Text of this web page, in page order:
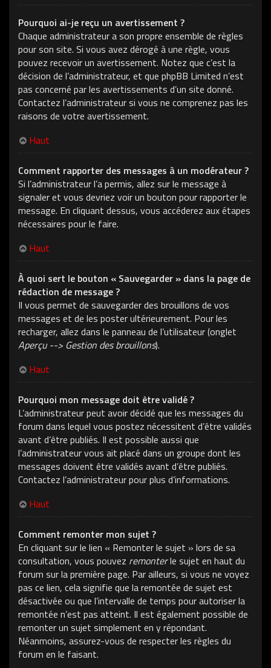
Pourquoi ai-je reçu un avertissement ?
Chaque administrateur a son propre ensemble de règles
pour son site. Si vous avez dérogé à une règle, vous
pouvez recevoir un avertissement. Notez que c’est la
décision de l’administrateur, et que phpBB Limited n’est
pas concerné par les avertissements d’un site donné.
Contactez l’administrateur si vous ne comprenez pas les
raisons de votre avertissement.
Haut
Comment rapporter des messages à un modérateur ?
Si l’administrateur l’a permis, allez sur le message à
signaler et vous devriez voir un bouton pour rapporter le
message. En cliquant dessus, vous accéderez aux étapes
nécessaires pour le faire.
Haut
À quoi sert le bouton « Sauvegarder » dans la page de
rédaction de message ?
Il vous permet de sauvegarder des brouillons de vos
messages et de les poster ultérieurement. Pour les
recharger, allez dans le panneau de l’utilisateur (onglet
Aperçu --> Gestion des brouillons).
Haut
Pourquoi mon message doit être validé ?
L’administrateur peut avoir décidé que les messages du
forum dans lequel vous postez nécessitent d’être validés
avant d’être publiés. Il est possible aussi que
l’administrateur vous ait placé dans un groupe dont les
messages doivent être validés avant d’être publiés.
Contactez l’administrateur pour plus d’informations.
Haut
Comment remonter mon sujet ?
En cliquant sur le lien « Remonter le sujet » lors de sa
consultation, vous pouvez remonterle sujet en haut du
forum sur la première page. Par ailleurs, si vous ne voyez
pas ce lien, cela signifie que la remontée de sujet est
désactivée ou que l’intervalle de temps pour autoriser la
remontée n’est pas atteint. Il est également possible de
remonter un sujet simplement en y répondant.
Néanmoins, assurez-vous de respecter les règles du
forum en le faisant.